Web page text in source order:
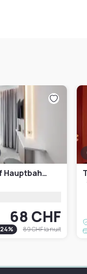
Holiday Inn Express Düsseldorf Hauptbahnhof
68 CHF
24% 89 CHFla nuit